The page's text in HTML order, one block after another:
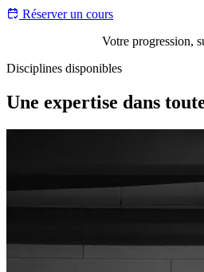
Réserver un cours
Votre progression,
Disciplines disponibles
Une expertise dans